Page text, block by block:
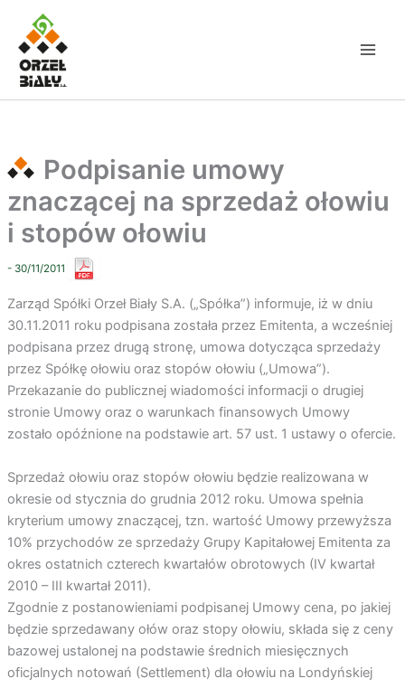
Przejdź
treści
Podpisanie umowy
znaczącej na sprzedaż ołowiu
i stopów ołowiu
- 30/11/2011
Zarząd Spółki Orzeł Biały S.A. („Spółka”) informuje, iż w dniu
30.11.2011 roku podpisana została przez Emitenta, a wcześniej
podpisana przez drugą stronę, umowa dotycząca sprzedaży
przez Spółkę ołowiu oraz stopów ołowiu („Umowa”).
Przekazanie do publicznej wiadomości informacji o drugiej
stronie Umowy oraz o warunkach finansowych Umowy
zostało opóźnione na podstawie art. 57 ust. 1 ustawy o ofercie.
Sprzedaż ołowiu oraz stopów ołowiu będzie realizowana w
okresie od stycznia do grudnia 2012 roku. Umowa spełnia
kryterium umowy znaczącej, tzn. wartość Umowy przewyższa
10% przychodów ze sprzedaży Grupy Kapitałowej Emitenta za
okres ostatnich czterech kwartałów obrotowych (IV kwartał
2010 – III kwartał 2011).
Zgodnie z postanowieniami podpisanej Umowy cena, po jakiej
będzie sprzedawany ołów oraz stopy ołowiu, składa się z ceny
bazowej ustalonej na podstawie średnich miesięcznych
oficjalnych notowań (Settlement) dla ołowiu na Londyńskiej